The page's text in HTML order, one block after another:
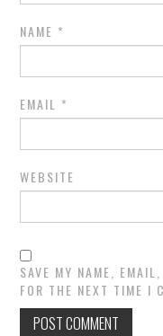
NAME *
EMAIL *
WEBSITE
SAVE MY NAME,
FOR THE NEXT TIME I